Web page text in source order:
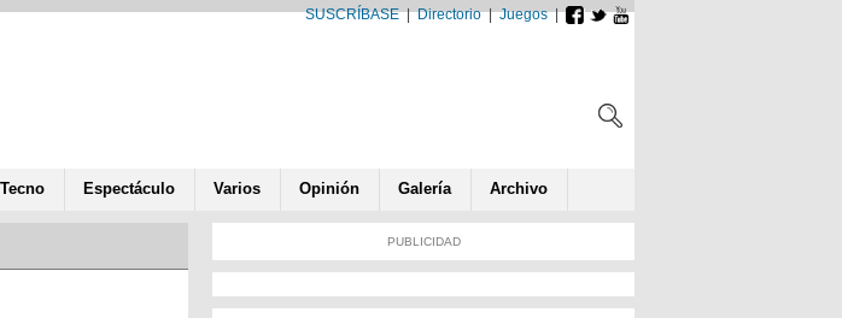
SUSCRÍBASE|Directorio|Juegos|
Espectáculo Varios Opinión Galería Archivo
PUBLICIDAD